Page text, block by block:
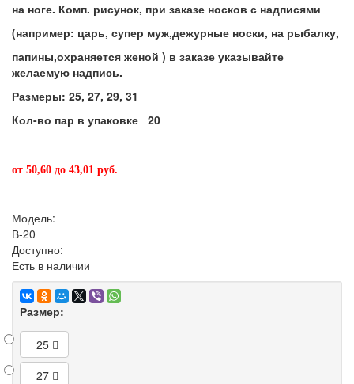
на ноге. Комп. рисунок, при заказе носков с надписями
(например: царь, супер муж,дежурные носки, на рыбалку,
папины,охраняется женой ) в заказе указывайте
желаемую надпись.
Размеры: 25, 27, 29, 31
Кол-во пар в упаковке 20
от 50,60 до 43,01 руб.
Модель:
В-20
Доступно:
Есть в наличии
Размер:
25
27